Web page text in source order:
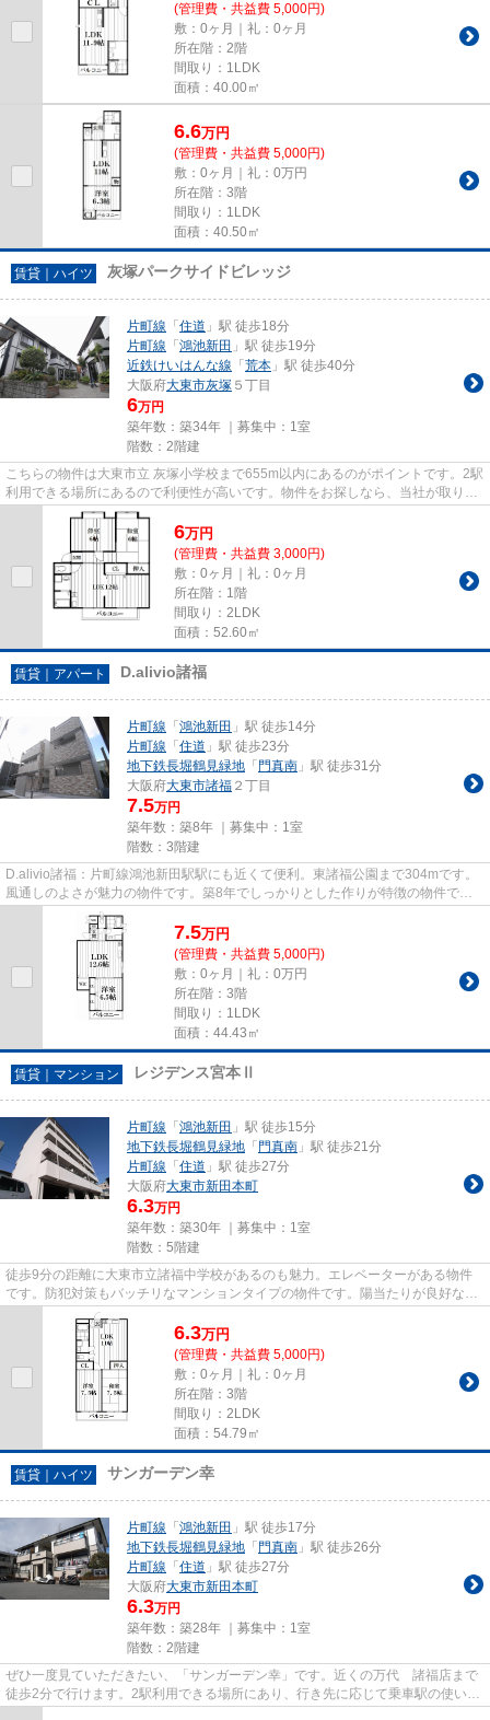
(管理費・共益費 5,000円)
敷：0ヶ月｜礼：0ヶ月
所在階：2階
間取り：1LDK
面積：40.00㎡
6.6万円
(管理費・共益費 5,000円)
敷：0ヶ月｜礼：0万円
所在階：3階
間取り：1LDK
面積：40.50㎡
賃貸｜ハイツ 灰塚パークサイドビレッジ
片町線 「 住道 」駅 徒歩18分
片町線 「 鴻池新田 」駅 徒歩19分
近鉄けいはんな線 「 荒本 」駅 徒歩40分
大阪府大東市灰塚 ５丁目
6万円
築年数：築34年 ｜募集中： 1室
階数：2階建
こちらの物件は大東市立 灰塚小学校まで655m以内にあるのがポイントです。2駅
利用できる場所にあるので利便性が高いです。物件をお探しなら、当社が取り扱
う物件情報から探してみては...
6万円
(管理費・共益費 3,000円)
敷：0ヶ月｜礼：0ヶ月
所在階：1階
間取り：2LDK
面積：52.60㎡
賃貸｜アパート D.alivio諸福
片町線 「 鴻池新田 」駅 徒歩14分
片町線 「 住道 」駅 徒歩23分
地下鉄長堀鶴見緑地 「 門真南 」駅 徒歩31分
大阪府大東市諸福 ２丁目
7.5万円
築年数：築8年 ｜募集中： 1室
階数：3階建
D.alivio諸福：片町線鴻池新田駅駅にも近くて便利。東諸福公園まで304mです。
風通しのよさが魅力の物件です。築8年でしっかりとした作りが特徴の物件で
す。住都エステートでは片町線鴻...
7.5万円
(管理費・共益費 5,000円)
敷：0ヶ月｜礼：0万円
所在階：3階
間取り：1LDK
面積：44.43㎡
賃貸｜マンション レジデンス宮本Ⅱ
片町線 「 鴻池新田 」駅 徒歩15分
地下鉄長堀鶴見緑地 「 門真南 」駅 徒歩21分
片町線 「 住道 」駅 徒歩27分
大阪府大東市新田本町
6.3万円
築年数：築30年 ｜募集中： 1室
階数：5階建
徒歩9分の距離に大東市立諸福中学校があるのも魅力。エレベーターがある物件
です。防犯対策もバッチリなマンションタイプの物件です。陽当たりが良好な物
件は梅雨時期の湿気もたまりに...
6.3万円
(管理費・共益費 5,000円)
敷：0ヶ月｜礼：0ヶ月
所在階：3階
間取り：2LDK
面積：54.79㎡
賃貸｜ハイツ サンガーデン幸
片町線 「 鴻池新田 」駅 徒歩17分
地下鉄長堀鶴見緑地 「 門真南 」駅 徒歩26分
片町線 「 住道 」駅 徒歩27分
大阪府大東市新田本町
6.3万円
築年数：築28年 ｜募集中： 1室
階数：2階建
ぜひ一度見ていただきたい、「サンガーデン幸」です。近くの万代 諸福店まで
徒歩2分で行けます。2駅利用できる場所にあり、行き先に応じて乗車駅の使い分